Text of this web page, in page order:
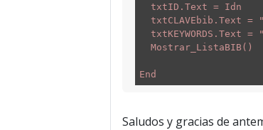
txtID.Text = Idn
txtCLAVEbib.Text = "
txtKEYWORDS.Text = "
Mostrar_ListaBIB()
End
Saludos y gracias de